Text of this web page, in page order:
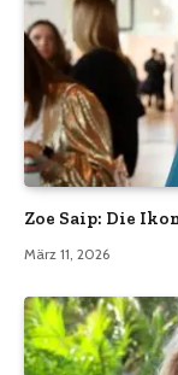
Zoe Saip: Die
März 11, 2026